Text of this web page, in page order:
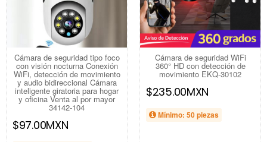
Cámara de seguridad tipo foco
con visión nocturna Conexión
WiFi, detección de movimiento
y audio bidireccional Cámara
inteligente giratoria para hogar
y oficina Venta al por mayor
34142-104
$97.00MXN
Cámara de seguridad WiFi
360° HD con detección de
movimiento EKQ-30102
$235.00MXN
Mínimo: 50 piezas